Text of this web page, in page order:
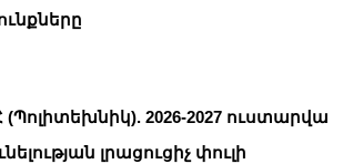
2026-2027 ուստարվա
լրացուցիչ փուլի